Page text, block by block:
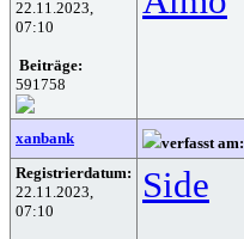
22.11.2023,
07:10
Beiträge:
591758
xanbank verfasst am:
Registrierdatum:
22.11.2023,
07:10
Side